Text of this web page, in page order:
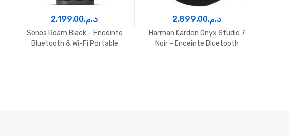
د.م.2.199,00
Sonos Roam Black – Enceinte
Bluetooth & Wi-Fi Portable
د.م.2.899,00
Harman Kardon Onyx Studio 7
Noir – Enceinte Bluetooth